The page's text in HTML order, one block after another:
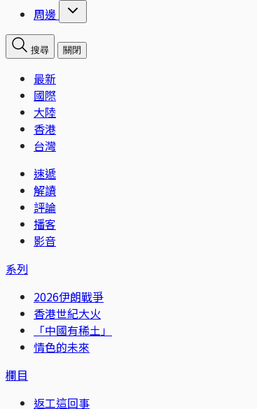
周邊
搜尋 關閉
最新
國際
大陸
香港
台灣
速遞
解讀
評論
播客
影音
系列
2026伊朗戰爭
香港世紀大火
「中國有稀土」
情色的未來
欄目
返工這回事